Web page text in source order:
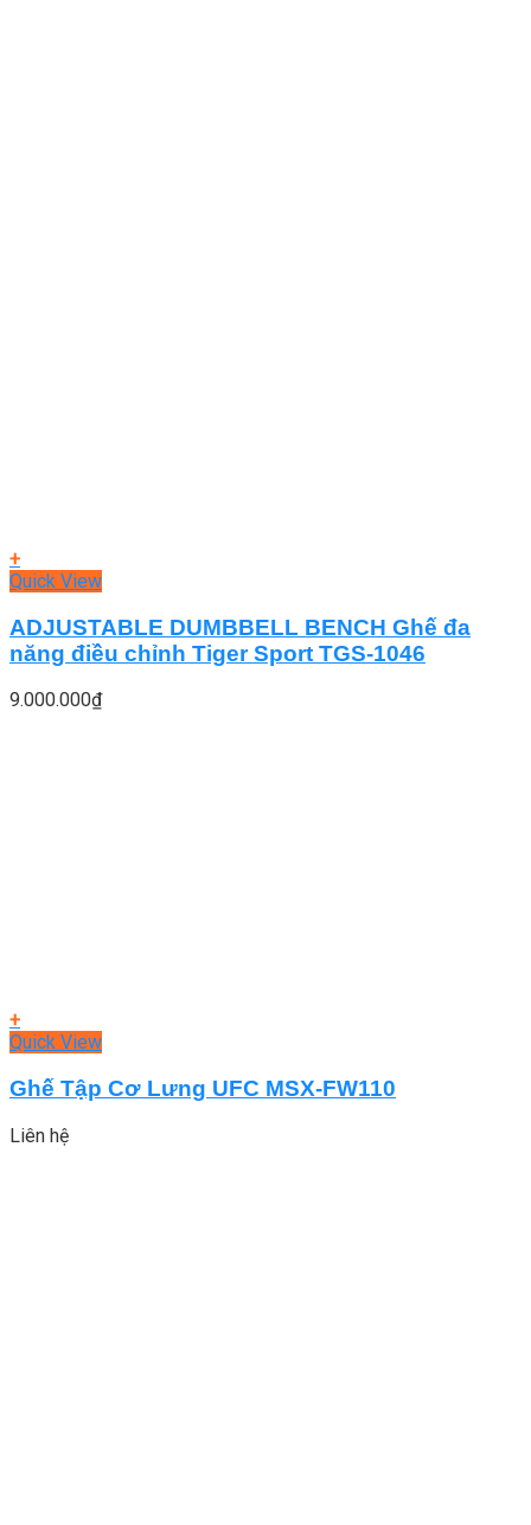
+
Quick View
ADJUSTABLE DUMBBELL BENCH Ghế đa
năng điều chỉnh Tiger Sport TGS-1046
9.000.000₫
+
Quick View
Ghế Tập Cơ Lưng UFC MSX-FW110
Liên hệ